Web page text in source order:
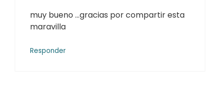
muy bueno …gracias por compartir esta
maravilla
Responder